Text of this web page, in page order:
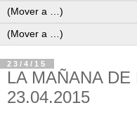
23/4/15
LA MAÑANA DE
23.04.2015